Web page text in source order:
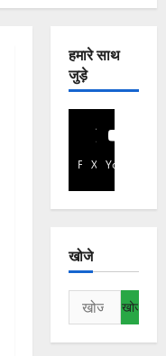
हमारे साथ
जुड़े
Facebook
X YouTube
खोजे
निम्न
को
खोजें: